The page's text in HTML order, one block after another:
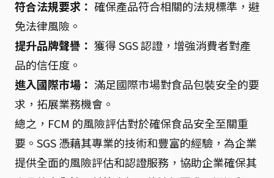
符合法規要求： 確保產品符合相關的法規標準，避
免法律風險。
提升品牌聲譽： 獲得 SGS 認證，增強消費者對產
品的信任度。
進入國際市場： 滿足國際市場對食品包裝安全的要
求，拓展業務機會。
總之，FCM 的風險評估對於確保食品安全至關重
要。SGS 憑藉其專業的技術和豐富的經驗，為企業
提供全面的風險評估和認證服務，協助企業確保其